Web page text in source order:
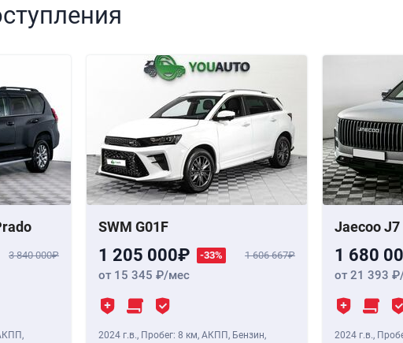
3 840 000
SWM G01F
1 205 000 -33% 1 606 667
от 15 345 /мес
2024 г.в., Пробег: 8 км, АКПП, Бензин,
Jaecoo J7
1 680
от 21 393
2024 г.в.,